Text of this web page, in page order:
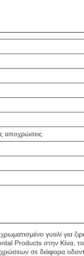
αποχρώσεις
γυαλί για
Products στην Κίνα, το
σε διάφορα